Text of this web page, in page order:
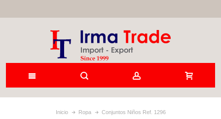
Inicio Ropa Conjuntos Niños Ref. 1296